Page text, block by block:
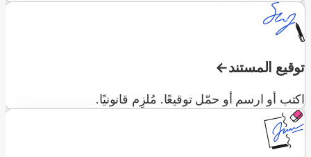
توقيع المستند
اكتب أو ارسم أو حمّل توقيعًا. مُلزِم قانونيًا.